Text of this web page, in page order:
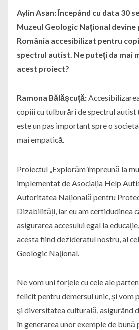
Aylin Asan: Începând cu data 30
Muzeul Geologic Național devine
România accesibilizat pentru
spectrul autist. Ne puteți da mai
acest proiect?
Ramona Bălășcuță:
copiii cu tulburări de spectrul autist
este un pas important spre o
mai empatică.
Proiectul „Explorăm împreună la
implementat de Asociația Help
Autoritatea Națională pentru
Dizabilități, iar eu am certidudinea
asigurarea accesului egal la
acesta fiind dezideratul nostru, al
Geologic Naţional.
Ne vom uni forțele cu cele ale
felicit pentru demersul unic, şi vom
şi diversitatea culturală, asigurând
în generarea unor exemple de bună